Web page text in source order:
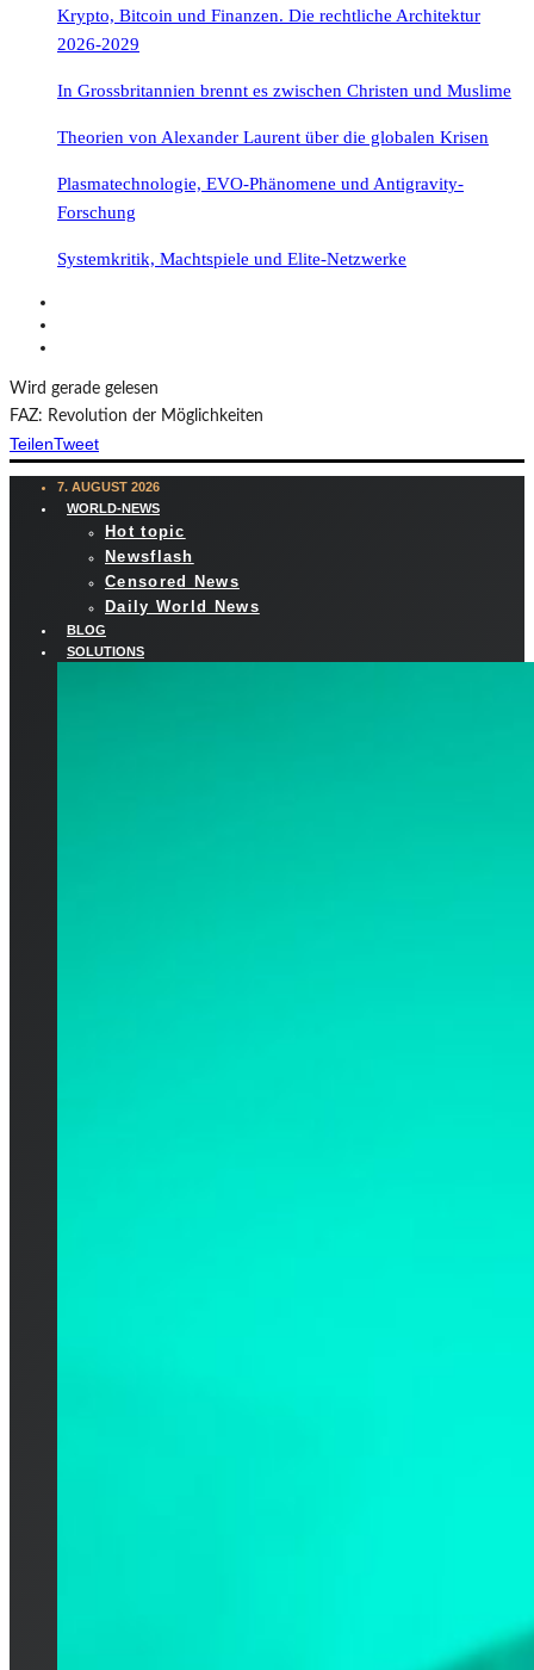
Krypto, Bitcoin und Finanzen. Die rechtliche Architektur
2026-2029
In Grossbritannien brennt es zwischen Christen und Muslime
Theorien von Alexander Laurent über die globalen Krisen
Plasmatechnologie, EVO-Phänomene und Antigravity-
Forschung
Systemkritik, Machtspiele und Elite-Netzwerke
Wird gerade gelesen
FAZ: Revolution der Möglichkeiten
TeilenTweet
7. AUGUST 2026
WORLD-NEWS
Hot topic
Newsflash
Censored News
Daily World News
BLOG
SOLUTIONS